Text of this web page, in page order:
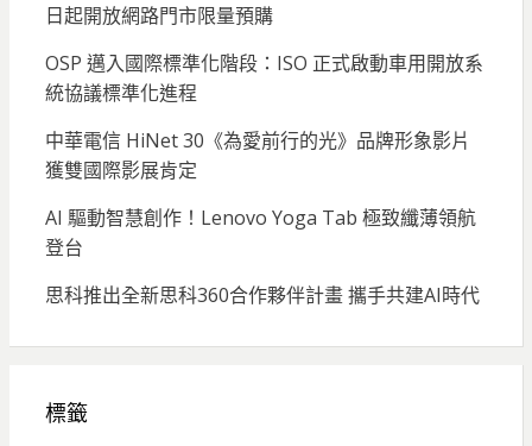
日起開放網路門市限量預購
OSP 邁入國際標準化階段：ISO 正式啟動車用開放系
統協議標準化進程
中華電信 HiNet 30《為愛前行的光》品牌形象影片
獲雙國際影展肯定
AI 驅動智慧創作！Lenovo Yoga Tab 極致纖薄領航
登台
思科推出全新思科360合作夥伴計畫 攜手共建AI時代
標籤